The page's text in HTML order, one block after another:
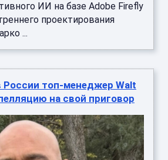
ИИ на базе Adobe Firefly
проектирования
...
топ-менеджер Walt
на свой приговор